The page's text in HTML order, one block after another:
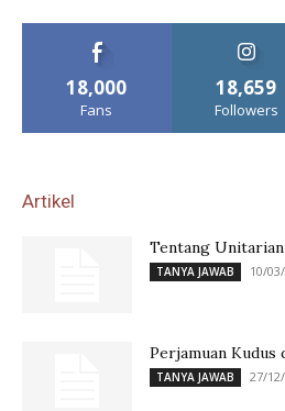
18,000
Fans
18,659
Followers
Artikel
Tentang
TANYA JAWAB 10/
Perjamuan
TANYA JAWAB 27/